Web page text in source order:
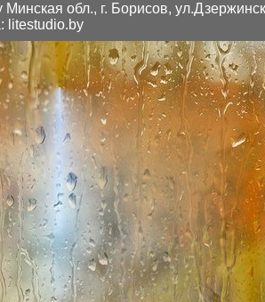
Минская обл., г. Борисов,
litestudio.by